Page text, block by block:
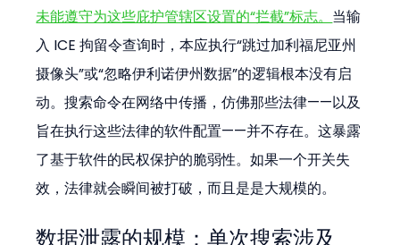
未能遵守为这些庇护管辖区设置的“拦截”标志。 当输
入 ICE 拘留令查询时，本应执行“跳过加利福尼亚州
摄像头”或“忽略伊利诺伊州数据”的逻辑根本没有启
动。搜索命令在网络中传播，仿佛那些法律——以及
旨在执行这些法律的软件配置——并不存在。这暴露
了基于软件的民权保护的脆弱性。如果一个开关失
效，法律就会瞬间被打破，而且是是大规模的。
数据泄露的规模：单次搜索涉及